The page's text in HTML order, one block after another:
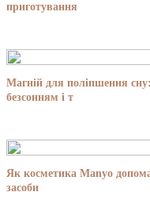
приготування
Магній для поліпшення
безсонням і т
Як косметика Manyo
засоби